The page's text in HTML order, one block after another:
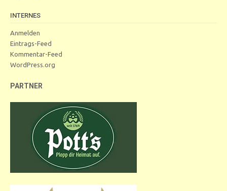
INTERNES
Anmelden
Eintrags-Feed
Kommentar-Feed
WordPress.org
PARTNER